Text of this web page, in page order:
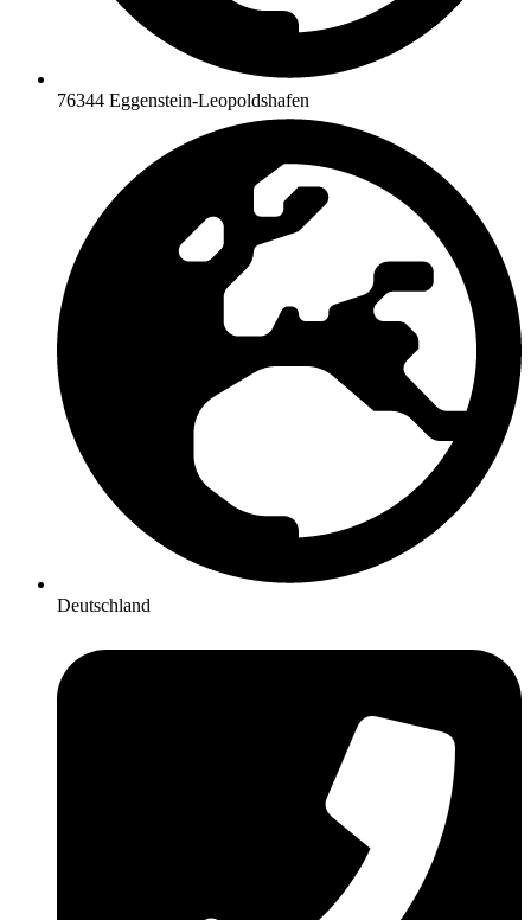
76344 Eggenstein-Leopoldshafen
Deutschland